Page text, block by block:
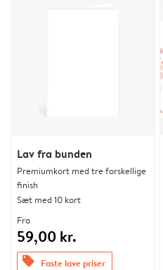
Lav fra bunden
Premiumkort med tre forskellige
finish
Sæt med 10 kort
Fra
59,00 kr.
offers Faste lave priser